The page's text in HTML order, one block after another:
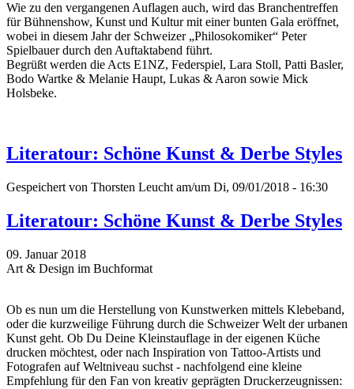
Wie zu den vergangenen Auflagen auch, wird das Branchentreffen
für Bühnenshow, Kunst und Kultur mit einer bunten Gala eröffnet,
wobei in diesem Jahr der Schweizer „Philosokomiker“ Peter
Spielbauer durch den Auftaktabend führt.
Begrüßt werden die Acts E1NZ, Federspiel, Lara Stoll, Patti Basler,
Bodo Wartke & Melanie Haupt, Lukas & Aaron sowie Mick
Holsbeke.
Literatour: Schöne Kunst & Derbe Styles
Gespeichert von Thorsten Leucht am/um Di, 09/01/2018 - 16:30
Literatour: Schöne Kunst & Derbe Styles
09. Januar 2018
Art & Design im Buchformat
Ob es nun um die Herstellung von Kunstwerken mittels Klebeband,
oder die kurzweilige Führung durch die Schweizer Welt der urbanen
Kunst geht. Ob Du Deine Kleinstauflage in der eigenen Küche
drucken möchtest, oder nach Inspiration von Tattoo-Artists und
Fotografen auf Weltniveau suchst - nachfolgend eine kleine
Empfehlung für den Fan von kreativ geprägten Druckerzeugnissen: